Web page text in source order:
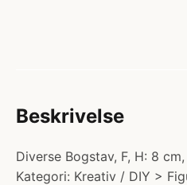
Beskrivelse
Diverse Bogstav, F, H: 8
Kategori: Kreativ / DIY >